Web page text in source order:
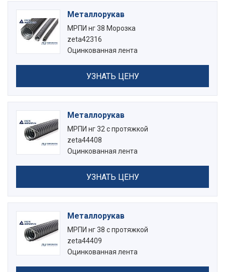
Металлорукав
МРПИ нг 38 Морозка
zeta42316
Оцинкованная лента
УЗНАТЬ ЦЕНУ
Металлорукав
МРПИ нг 32 с протяжкой
zeta44408
Оцинкованная лента
УЗНАТЬ ЦЕНУ
Металлорукав
МРПИ нг 38 с протяжкой
zeta44409
Оцинкованная лента